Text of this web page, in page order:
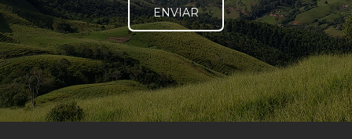
ENVIAR